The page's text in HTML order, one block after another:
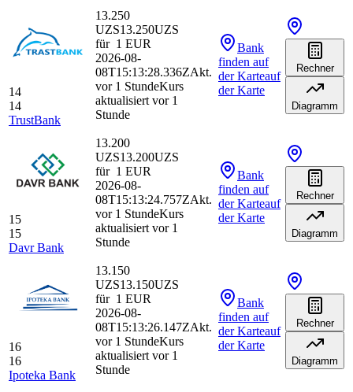
14
14
TrustBank
13.250
UZS13.250UZS
für 1 EUR
2026-08-
08T15:13:28.336ZAkt.
vor 1 StundeKurs
aktualisiert vor 1
Stunde
Bank
finden auf
der Karteauf
der Karte
Rechner
Diagramm
15
15
Davr Bank
13.200
UZS13.200UZS
für 1 EUR
2026-08-
08T15:13:24.757ZAkt.
vor 1 StundeKurs
aktualisiert vor 1
Stunde
Bank
finden auf
der Karteauf
der Karte
Rechner
Diagramm
16
16
Ipoteka Bank
13.150
UZS13.150UZS
für 1 EUR
2026-08-
08T15:13:26.147ZAkt.
vor 1 StundeKurs
aktualisiert vor 1
Stunde
Bank
finden auf
der Karteauf
der Karte
Rechner
Diagramm